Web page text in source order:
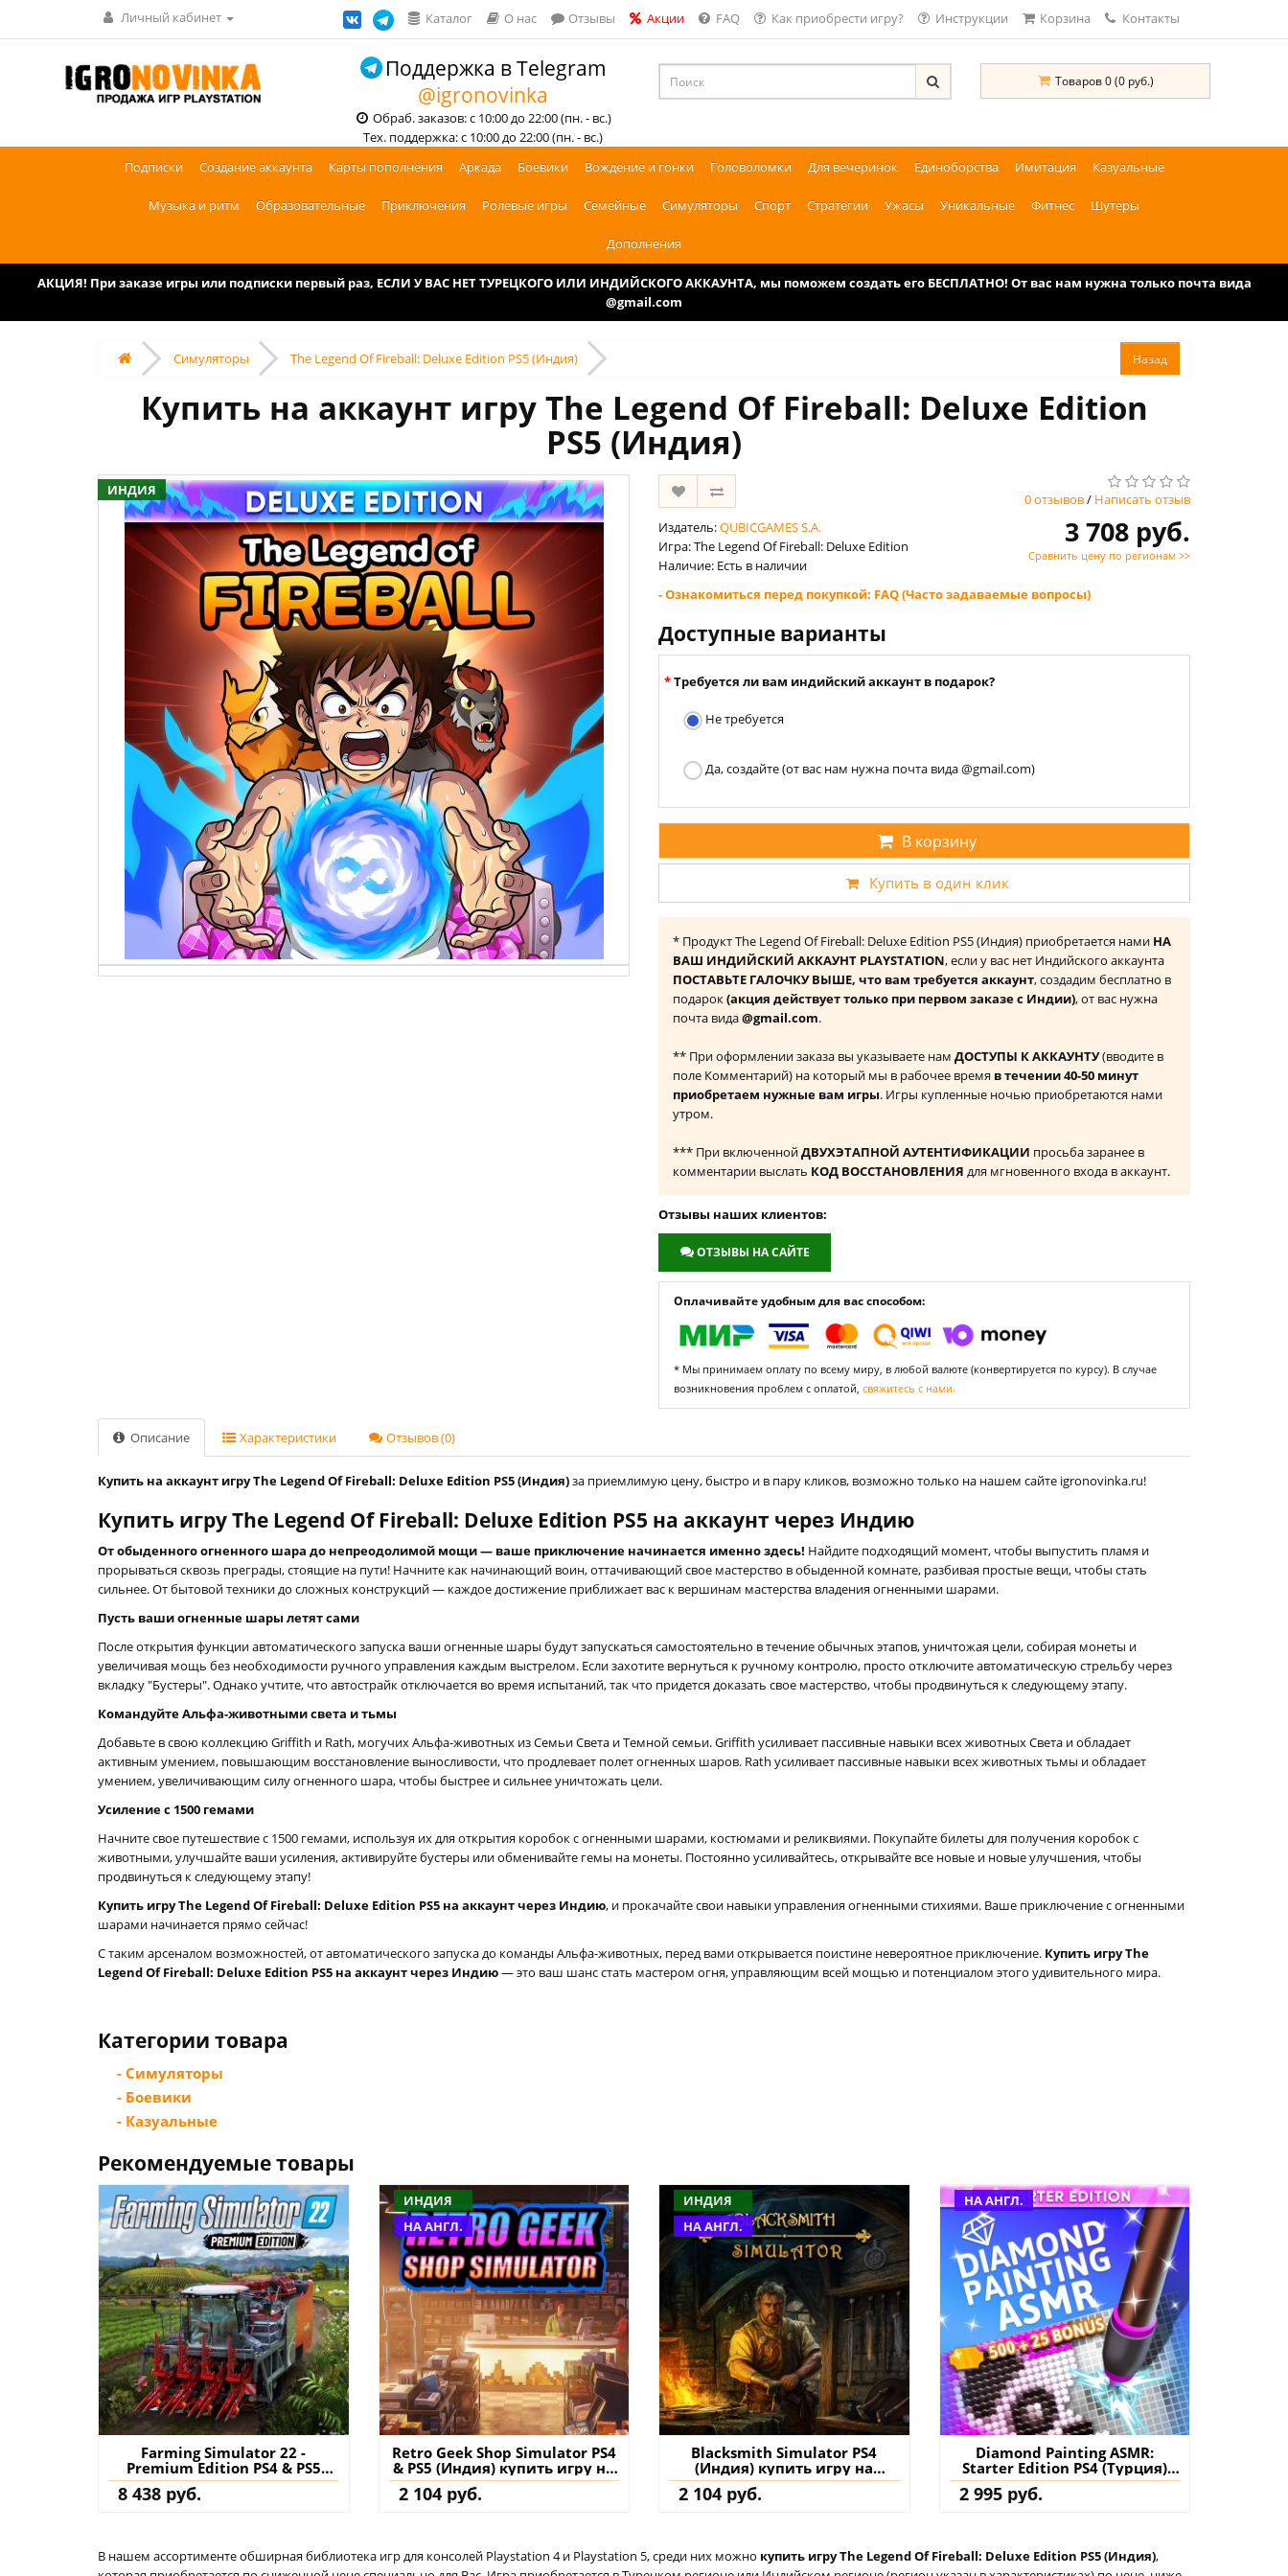
Личный кабинет Каталог О нас Отзывы Акции FAQ Как приобрести игру? Инструкции Корзина Контакты
Поддержка в Telegram
@igronovinka
Обраб. заказов: с 10:00 до 22:00 (пн. - вс.)
Тех. поддержка: с 10:00 до 22:00 (пн. - вс.)
Товаров 0 (0 руб.)
Подписки Создание аккаунта Карты пополнения Аркада Боевики Вождение и гонки Головоломки Для вечеринок Единоборства Имитация Казуальные
Музыка и ритм Образовательные Приключения Ролевые игры Семейные Симуляторы Спорт Стратегии Ужасы Уникальные Фитнес Шутеры
Дополнения
АКЦИЯ! При заказе игры или подписки первый раз, ЕСЛИ У ВАС НЕТ ТУРЕЦКОГО ИЛИ ИНДИЙСКОГО АККАУНТА, мы поможем создать его БЕСПЛАТНО! От вас нам нужна только почта вида
@gmail.com
Симуляторы The Legend Of Fireball: Deluxe Edition PS5 (Индия)
Купить на аккаунт игру The Legend Of Fireball: Deluxe Edition
PS5 (Индия)
ИНДИЯ
0 отзывов/ Написать отзыв
Издатель:QUBICGAMES S.A.
Игра: The Legend Of Fireball: Deluxe Edition
Наличие: Есть в наличии
3 708 руб.
Сравнить цену по регионам >>
- Ознакомиться перед покупкой: FAQ (Часто задаваемые вопросы)
Доступные варианты
Требуется ли вам индийский аккаунт в подарок?
Не требуется
Да, создайте (от вас нам нужна почта вида @gmail.com)
В корзину
Купить в один клик
* Продукт The Legend Of Fireball: Deluxe Edition PS5 (Индия) приобретается нами НА
ВАШ ИНДИЙСКИЙ АККАУНТ PLAYSTATION, если у вас нет Индийского аккаунта
ПОСТАВЬТЕ ГАЛОЧКУ ВЫШЕ, что вам требуется аккаунт, создадим бесплатно в
подарок(акция действует только при первом заказе с Индии), от вас нужна
почта вида@gmail.com.
** При оформлении заказа вы указываете нам ДОСТУПЫ К АККАУНТУ(вводите в
поле Комментарий) на который мы в рабочее время в течении 40-50 минут
приобретаем нужные вам игры. Игры купленные ночью приобретаются нами
утром.
*** При включеннойДВУХЭТАПНОЙ АУТЕНТИФИКАЦИИ просьба заранее в
комментарии выслать КОД ВОССТАНОВЛЕНИЯ для мгновенного входа в аккаунт.
Отзывы наших клиентов:
ОТЗЫВЫ НА САЙТЕ
Оплачивайте удобным для вас способом:
* Мы принимаем оплату по всему миру, в любой валюте (конвертируется по курсу). В случае
возникновения проблем с оплатой, свяжитесь с нами.
Описание Характеристики Отзывов (0)
Купить на аккаунт игру The Legend Of Fireball: Deluxe Edition PS5 (Индия)за приемлимую цену, быстро и в пару кликов, возможно только на нашем сайте igronovinka.ru!
Купить игру The Legend Of Fireball: Deluxe Edition PS5 на аккаунт через Индию
От обыденного огненного шара до непреодолимой мощи — ваше приключение начинается именно здесь! Найдите подходящий момент, чтобы выпустить пламя и
прорываться сквозь преграды, стоящие на пути! Начните как начинающий воин, оттачивающий свое мастерство в обыденной комнате, разбивая простые вещи, чтобы стать
сильнее. От бытовой техники до сложных конструкций — каждое достижение приближает вас к вершинам мастерства владения огненными шарами.
Пусть ваши огненные шары летят сами
После открытия функции автоматического запуска ваши огненные шары будут запускаться самостоятельно в течение обычных этапов, уничтожая цели, собирая монеты и
увеличивая мощь без необходимости ручного управления каждым выстрелом. Если захотите вернуться к ручному контролю, просто отключите автоматическую стрельбу через
вкладку "Бустеры". Однако учтите, что автострайк отключается во время испытаний, так что придется доказать свое мастерство, чтобы продвинуться к следующему этапу.
Командуйте Альфа-животными света и тьмы
Добавьте в свою коллекцию Griffith и Rath, могучих Альфа-животных из Семьи Света и Темной семьи. Griffith усиливает пассивные навыки всех животных Света и обладает
активным умением, повышающим восстановление выносливости, что продлевает полет огненных шаров. Rath усиливает пассивные навыки всех животных тьмы и обладает
умением, увеличивающим силу огненного шара, чтобы быстрее и сильнее уничтожать цели.
Усиление с 1500 гемами
Начните свое путешествие с 1500 гемами, используя их для открытия коробок с огненными шарами, костюмами и реликвиями. Покупайте билеты для получения коробок с
животными, улучшайте ваши усиления, активируйте бустеры или обменивайте гемы на монеты. Постоянно усиливайтесь, открывайте все новые и новые улучшения, чтобы
продвинуться к следующему этапу!
Купить игру The Legend Of Fireball: Deluxe Edition PS5 на аккаунт через Индию, и прокачайте свои навыки управления огненными стихиями. Ваше приключение с огненными
шарами начинается прямо сейчас!
С таким арсеналом возможностей, от автоматического запуска до команды Альфа-животных, перед вами открывается поистине невероятное приключение. Купить игру The
Legend Of Fireball: Deluxe Edition PS5 на аккаунт через Индию— это ваш шанс стать мастером огня, управляющим всей мощью и потенциалом этого удивительного мира.
Категории товара
- Симуляторы
- Боевики
- Казуальные
Рекомендуемые товары
Farming Simulator 22 -
Premium Edition PS4 & PS5
(Турция) купить игру на
аккаунт
8 438 руб.
ИНДИЯ
НА АНГЛ.
Retro Geek Shop Simulator PS4
& PS5 (Индия) купить игру на
аккаунт
2 104 руб.
ИНДИЯ
НА АНГЛ.
Blacksmith Simulator PS4
(Индия) купить игру на
аккаунт
2 104 руб.
НА АНГЛ.
Diamond Painting ASMR:
Starter Edition PS4 (Турция)
купить
2 995 руб.
В нашем ассортименте обширная библиотека игр для консолей Playstation 4 и Playstation 5, среди них можно купить игру The Legend Of Fireball: Deluxe Edition PS5 (Индия),